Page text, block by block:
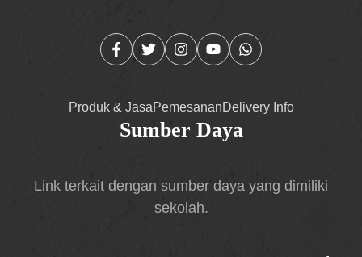
Produk & JasaPemesananDelivery Info
Sumber Daya
Link terkait dengan sumber daya yang dimiliki
sekolah.